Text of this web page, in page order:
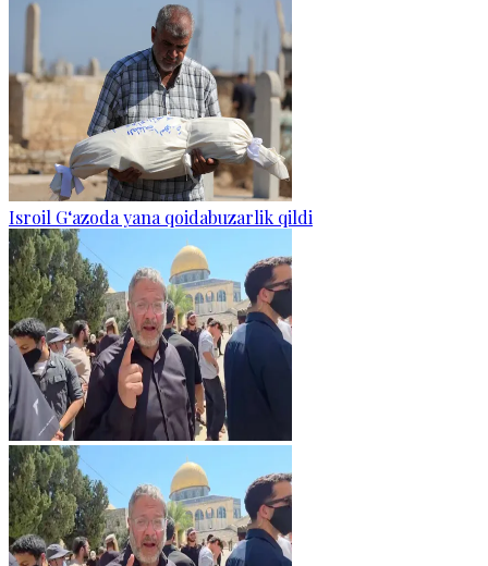
Isroil G‘azoda yana qoidabuzarlik qildi